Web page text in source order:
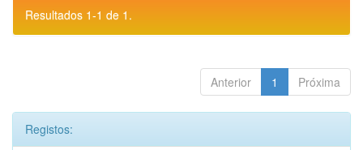
Resultados 1-1 de 1.
Anterior 1 Próxima
Registos: